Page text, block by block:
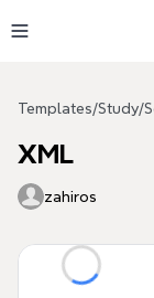
Templates/Study/
XML
zahiros